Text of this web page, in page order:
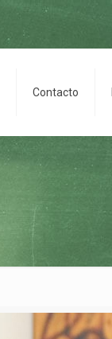
Contacto